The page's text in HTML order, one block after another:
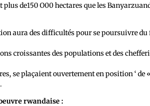
de150 O00 hectares que les
aura des difficultés pour se poursuivre du
croissantes des populations et des
se plaçaient ouvertement en position ‘ de
rwandaise :